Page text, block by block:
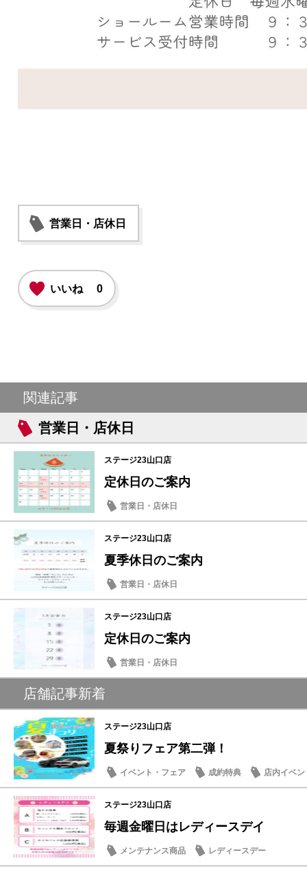
営業日・店休日
いいね 0
関連記事
営業日・店休日
ステージ23山口店
定休日のご案内
営業日・店休日
ステージ23山口店
夏季休日のご案内
営業日・店休日
ステージ23山口店
定休日のご案内
営業日・店休日
店舗記事新着
ステージ23山口店
夏祭りフェア第二弾！
イベント・フェア 成約特典
店内イベン
おもてなし
ステージ23山口店
毎週金曜日はレディースデイ
メンテナンス商品 レディースデー